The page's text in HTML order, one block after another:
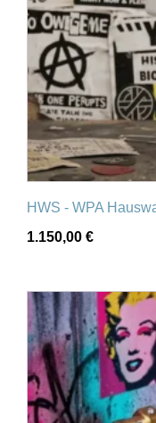
HWS - WPA
1.150,00 €